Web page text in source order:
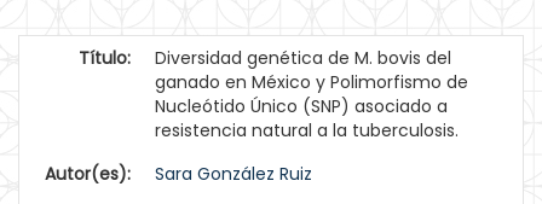
Título:
Diversidad genética de M. bovis del
ganado en México y Polimorfismo de
Nucleótido Único (SNP) asociado a
resistencia natural a la tuberculosis.
Autor(es):
Sara González Ruiz